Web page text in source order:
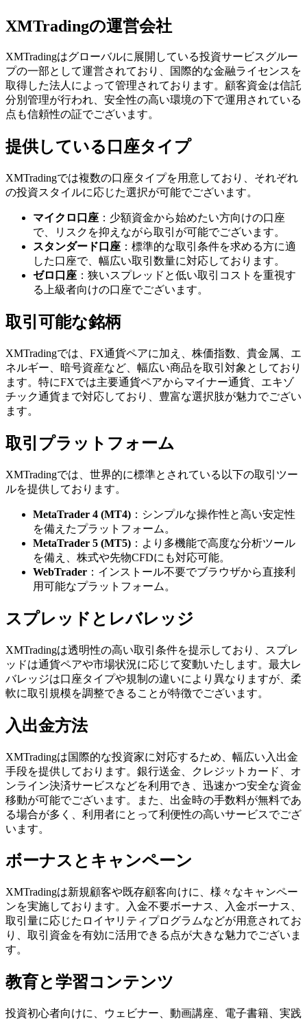
XMTradingの運営会社
XMTradingはグローバルに展開している投資サービスグルー
プの一部として運営されており、国際的な金融ライセンスを
取得した法人によって管理されております。顧客資金は信託
分別管理が行われ、安全性の高い環境の下で運用されている
点も信頼性の証でございます。
提供している口座タイプ
XMTradingでは複数の口座タイプを用意しており、それぞれ
の投資スタイルに応じた選択が可能でございます。
マイクロ口座 ：少額資金から始めたい方向けの口座
で、リスクを抑えながら取引が可能でございます。
スタンダード口座 ：標準的な取引条件を求める方に適
した口座で、幅広い取引数量に対応しております。
ゼロ口座 ：狭いスプレッドと低い取引コストを重視す
る上級者向けの口座でございます。
取引可能な銘柄
XMTradingでは、FX通貨ペアに加え、株価指数、貴金属、エ
ネルギー、暗号資産など、幅広い商品を取引対象としており
ます。特にFXでは主要通貨ペアからマイナー通貨、エキゾ
チック通貨まで対応しており、豊富な選択肢が魅力でござい
ます。
取引プラットフォーム
XMTradingでは、世界的に標準とされている以下の取引ツー
ルを提供しております。
MetaTrader 4 (MT4) ：シンプルな操作性と高い安定性
を備えたプラットフォーム。
MetaTrader 5 (MT5) ：より多機能で高度な分析ツール
を備え、株式や先物CFDにも対応可能。
WebTrader ：インストール不要でブラウザから直接利
用可能なプラットフォーム。
スプレッドとレバレッジ
XMTradingは透明性の高い取引条件を提示しており、スプレ
ッドは通貨ペアや市場状況に応じて変動いたします。最大レ
バレッジは口座タイプや規制の違いにより異なりますが、柔
軟に取引規模を調整できることが特徴でございます。
入出金方法
XMTradingは国際的な投資家に対応するため、幅広い入出金
手段を提供しております。銀行送金、クレジットカード、オ
ンライン決済サービスなどを利用でき、迅速かつ安全な資金
移動が可能でございます。また、出金時の手数料が無料であ
る場合が多く、利用者にとって利便性の高いサービスでござ
います。
ボーナスとキャンペーン
XMTradingは新規顧客や既存顧客向けに、様々なキャンペー
ンを実施しております。入金不要ボーナス、入金ボーナス、
取引量に応じたロイヤリティプログラムなどが用意されてお
り、取引資金を有効に活用できる点が大きな魅力でございま
す。
教育と学習コンテンツ
投資初心者向けに、ウェビナー、動画講座、電子書籍、実践